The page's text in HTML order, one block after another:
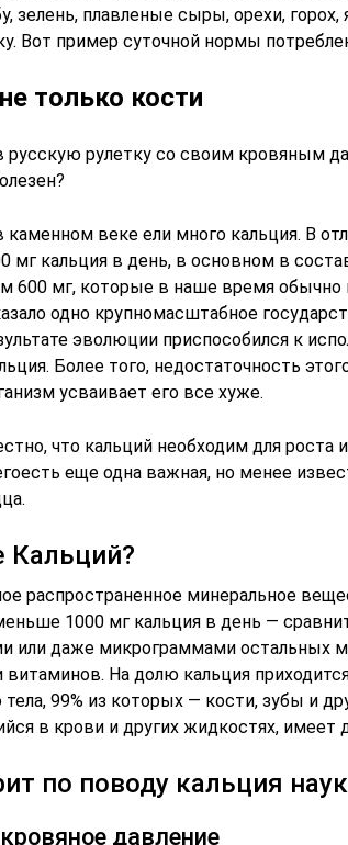
зелень, плавленые сыры, орехи, горох,
Вот пример суточной нормы
только кости
русскую рулетку со своим кровяным
веке ели много кальция. В
мг кальция в день, в основном в
600 мг, которые в наше время
одно крупномасштабное
эволюции приспособился к
Более того, недостаточность
усваивает его все хуже.
что кальций необходим для роста
еще одна важная, но менее
Кальций?
распространенное минеральное
1000 мг кальция в день —
или даже микрограммами остальных
витаминов. На долю кальция
тела, 99% из которых — кости, зубы и
в крови и других жидкостях, имеет
по поводу кальция
давление